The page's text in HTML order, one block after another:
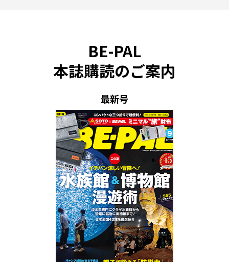
BE-PAL
本誌購読のご案内
最新号